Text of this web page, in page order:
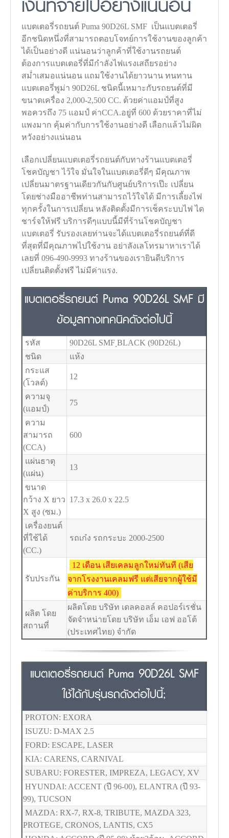
แบตเตอรี่รถยนต์ Puma 90D26L SMF เป็นแบตเตอรี่
อีกชนิดหนึ่งที่สามารถตอบโจทย์การใช้งานของลูกค้า
ได้เป็นอย่างดี แน่นอนว่าลูกค้าที่ใช้งานรถยนต์
ต้องการแบตเตอรี่ที่มีกำลังไฟแรงเสถียรอย่าง
สม่ำเสมอแน่นอน แถมใช้งานได้ยาวนาน ทนทาน
แบตเตอรี่พูม่า 90D26L ชนิดนี้เหมาะกับรถยนต์ที่มี
ขนาดเครื่อง 2,000-2,500 CC. ด้วยค่าแอมป์ที่สูง
พอควรถึง 75 แอมป์ ค่าCCA.อยู่ที่ 600 ด้วยราคาที่ไม่
แพงมาก คุ้มค่ากับการใช้งานอย่างดี เลือกแล้วไม่ผิด
หวังอย่างแน่นอน
เลือกเปลี่ยนแบตเตอรี่รถยนต์กับทางร้านแบตเตอรี่
โชคบัญชา ไว้ใจ มั่นใจในแบตเตอรี่ดีๆ มีคุณภาพ
เปลี่ยนมาตรฐานเดียวกันกับศูนย์บริการเป๊ะ เปลี่ยน
โดยช่างมืออาชีพท่านสามารถไว้ใจได้ มีการเลี้ยงไฟ
ทุกครั้งในการเปลี่ยน หลังติดตั้งมีการเช็คระบบไฟ ได
ชาร์จให้ฟรี บริการดีๆแบบนี้มีที่ร้านโชคบัญชา
แบตเตอรี่ รับรองเลยท่านจะได้แบตเตอรี่รถยนต์ที่ดี
ที่สุดที่มีคุณภาพไปใช้งาน อย่าลังเลโทรมาหาเราได้
เลยที่ 096-490-9993 ทางร้านของเรายินดีบริการ
เปลี่ยนติดตั้งฟรี ไม่มีค่าแรง.
แบตเตอรี่รถยนต์ Puma 90D26L SMF มี
ข้อมูลทางเทคนิคดังต่อไปนี้
รหัส
90D26L SMF ฺBLACK (90D26L)
ชนิด
แห้ง
กระแส
(โวลต์)
12
ความจุ
(แอมป์)
75
ความ
สามารถ
(CCA)
600
แผ่นธาตุ
(แผ่น)
13
ขนาด
กว้าง X ยาว
X สูง (ซม.)
17.3 x 26.0 x 22.5
เครื่องยนต์
ที่ใช้ได้
(CC.)
รถเก๋ง รถกระบะ 2000-2500
รับประกัน
12 เดือน เสียเคลมลูกใหม่ทันที (เสีย
จากโรงงานเคลมฟรี แต่เสียจากผู้ใช้มี
ค่าบริการ 400)
ผลิต โดย
สถานที่
ผลิตโดย บริษัท เดลคอลล์ คอปอร์เรชั่น
จัดจำหน่ายโดย บริษัท เอ็ม เอฟ ออโต้
(ประเทศไทย) จำกัด
แบตเตอรี่รถยนต์ Puma 90D26L SMF
ใช้ได้กับรุ่นรถดังต่อไปนี้;
PROTON: EXORA
ISUZU: D-MAX 2.5
FORD: ESCAPE, LASER
KIA: CARENS, CARNIVAL
SUBARU: FORESTER, IMPREZA, LEGACY, XV
HYUNDAI: ACCENT (ปี 96-00), ELANTRA (ปี 93-
99), TUCSON
MAZDA: RX-7, RX-8, TRIBUTE, MAZDA 323,
PROTEGE, CRONOS, LANTIS, CX5